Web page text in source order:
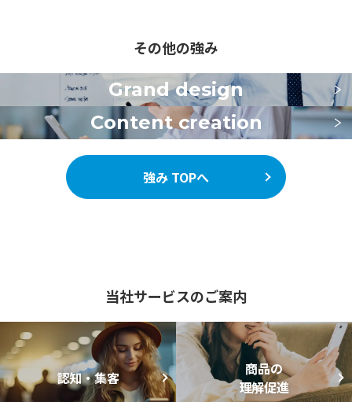
その他の強み
Grand design
Content creation
強み TOPへ
当社サービスのご案内
認知・集客
商品の
理解促進